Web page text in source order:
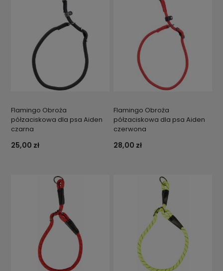
Flamingo Obroża
półzaciskowa dla psa Aiden
czarna
25,00 zł
Flamingo Obroża
półzaciskowa dla psa Aiden
czerwona
28,00 zł